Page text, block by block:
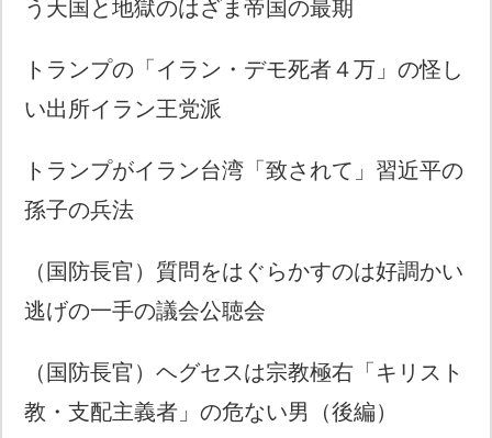
う天国と地獄のはざま帝国の最期
トランプの「イラン・デモ死者４万」の怪し
い出所イラン王党派
トランプがイラン台湾「致されて」習近平の
孫子の兵法
（国防長官）質問をはぐらかすのは好調かい
逃げの一手の議会公聴会
（国防長官）ヘグセスは宗教極右「キリスト
教・支配主義者」の危ない男（後編）